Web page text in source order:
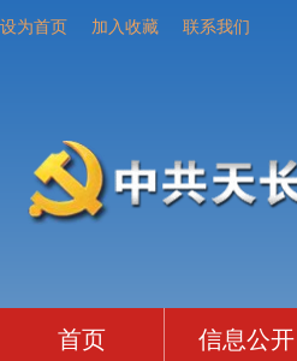
设为首页 加入收藏 联系我们
首页 信息公开